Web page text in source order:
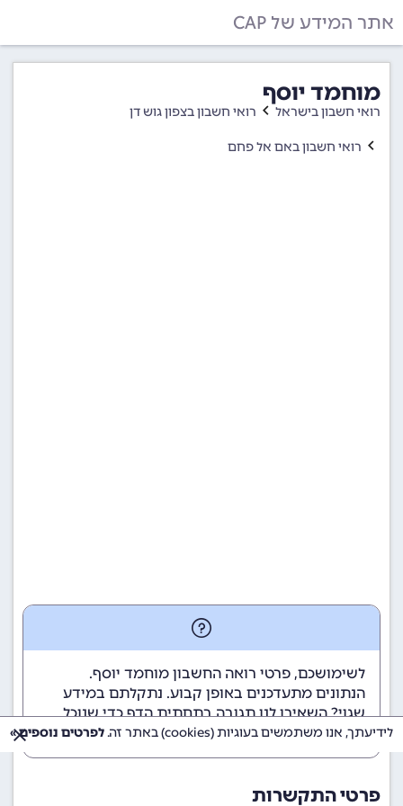
אתר המידע של CAP
מוחמד יוסף
רואי חשבון בישראל רואי חשבון בצפון גוש דן
רואי חשבון באם אל פחם
לשימושכם, פרטי רואה החשבון מוחמד יוסף.
הנתונים מתעדכנים באופן קבוע. נתקלתם במידע
שגוי? השאירו לנו תגובה בתחתית הדף כדי שנוכל
לטפל בבעיה בהקדם.
פרטי התקשרות
לידיעתך, אנו משתמשים בעוגיות (cookies) באתר זה. לפרטים נוספים »